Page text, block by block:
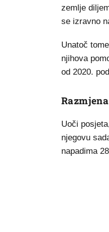
zemlje
se izravno
Unatoč
njihova
od 2020.
Uoči
njegovu
napadima